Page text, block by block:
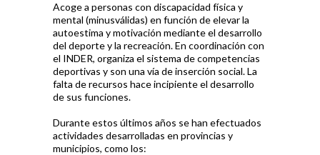
Acoge a personas con discapacidad física y
mental (minusválidas) en función de elevar la
autoestima y motivación mediante el desarrollo
del deporte y la recreación. En coordinación con
el INDER, organiza el sistema de competencias
deportivas y son una vía de inserción social. La
falta de recursos hace incipiente el desarrollo
de sus funciones.
Durante estos últimos años se han efectuados
actividades desarrolladas en provincias y
municipios, como los: